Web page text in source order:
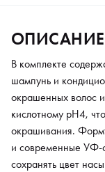
солнечные
поддерживающие
Состав набора:
14 Shampoo
250 мл.
ОПИСАНИЕ
В комплекте
шампунь и
окрашенных волос и
кислотному pH4,
окрашивания.
и современные УФ-
сохранять цвет